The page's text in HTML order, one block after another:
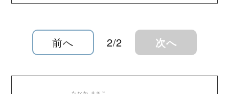
前へ 2/2 次へ